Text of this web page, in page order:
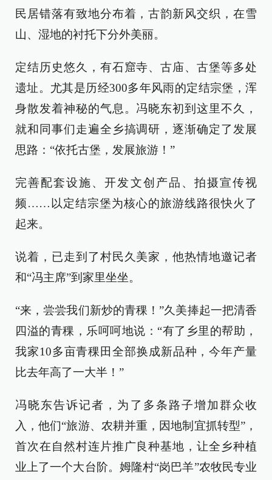
民居错落有致地分布着，古韵新风交织，在雪
山、湿地的衬托下分外美丽。
定结历史悠久，有石窟寺、古庙、古堡等多处
遗址。尤其是历经300多年风雨的定结宗堡，浑
身散发着神秘的气息。冯晓东初到这里不久，
就和同事们走遍全乡搞调研，逐渐确定了发展
思路：“依托古堡，发展旅游！”
完善配套设施、开发文创产品、拍摄宣传视
频……以定结宗堡为核心的旅游线路很快火了
起来。
说着，已走到了村民久美家，他热情地邀记者
和“冯主席”到家里坐坐。
“来，尝尝我们新炒的青稞！”久美捧起一把清香
四溢的青稞，乐呵呵地说：“有了乡里的帮助，
我家10多亩青稞田全部换成新品种，今年产量
比去年高了一大半！”
冯晓东告诉记者，为了多条路子增加群众收
入，他们“旅游、农耕并重，因地制宜抓转型”，
首次在自然村连片推广良种基地，让全乡种植
业上了一个大台阶。姆隆村“岗巴羊”农牧民专业